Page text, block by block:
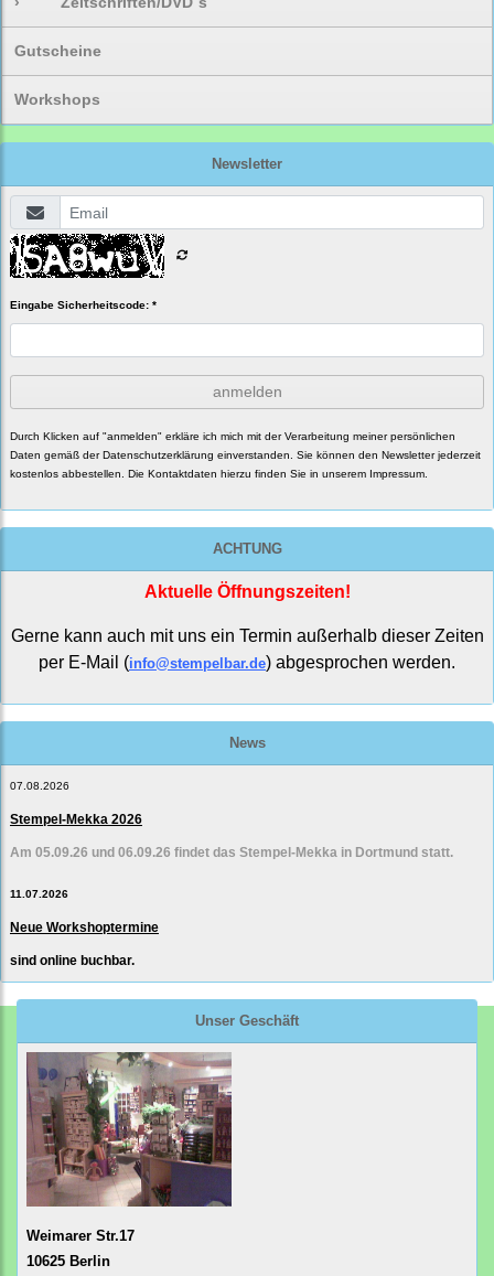
Gutscheine
Workshops
Newsletter
Eingabe Sicherheitscode: *
anmelden
Durch Klicken auf "anmelden" erkläre ich mich mit der Verarbeitung meiner persönlichen
Daten gemäß der Datenschutzerklärung einverstanden. Sie können den Newsletter jederzeit
kostenlos abbestellen. Die Kontaktdaten hierzu finden Sie in unserem Impressum.
ACHTUNG
Aktuelle Öffnungszeiten!
Gerne kann auch mit uns ein Termin außerhalb dieser Zeiten
per E-Mail (info@stempelbar.de) abgesprochen werden.
News
07.08.2026
Stempel-Mekka 2026
Am 05.09.26 und 06.09.26 findet das Stempel-Mekka in Dortmund statt.
11.07.2026
Neue Workshoptermine
sind online buchbar.
Unser Geschäft
Weimarer Str.17
10625 Berlin